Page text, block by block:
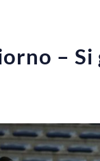
– Si